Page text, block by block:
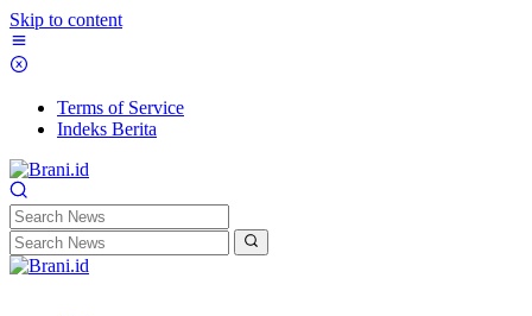
Skip to content
Terms of Service
Indeks Berita